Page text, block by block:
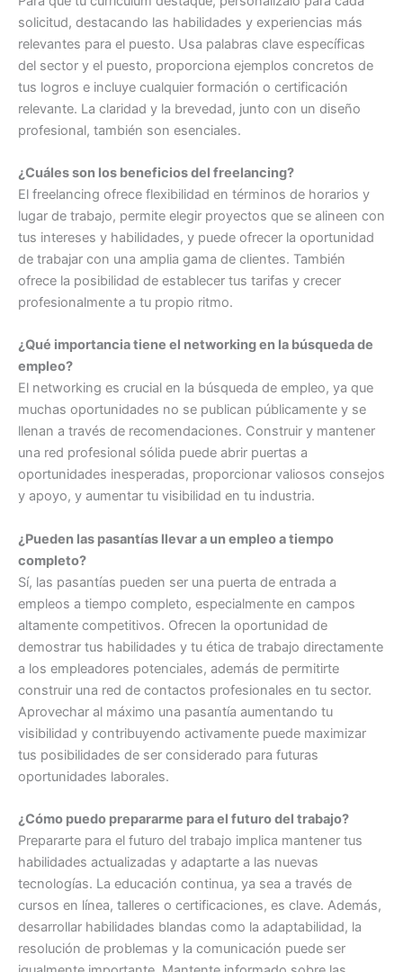
solicitud, destacando las habilidades y experiencias más
relevantes para el puesto. Usa palabras clave específicas
del sector y el puesto, proporciona ejemplos concretos de
tus logros e incluye cualquier formación o certificación
relevante. La claridad y la brevedad, junto con un diseño
profesional, también son esenciales.
¿Cuáles son los beneficios del freelancing?
El freelancing ofrece flexibilidad en términos de horarios y
lugar de trabajo, permite elegir proyectos que se alineen con
tus intereses y habilidades, y puede ofrecer la oportunidad
de trabajar con una amplia gama de clientes. También
ofrece la posibilidad de establecer tus tarifas y crecer
profesionalmente a tu propio ritmo.
¿Qué importancia tiene el networking en la búsqueda de
empleo?
El networking es crucial en la búsqueda de empleo, ya que
muchas oportunidades no se publican públicamente y se
llenan a través de recomendaciones. Construir y mantener
una red profesional sólida puede abrir puertas a
oportunidades inesperadas, proporcionar valiosos consejos
y apoyo, y aumentar tu visibilidad en tu industria.
¿Pueden las pasantías llevar a un empleo a tiempo
completo?
Sí, las pasantías pueden ser una puerta de entrada a
empleos a tiempo completo, especialmente en campos
altamente competitivos. Ofrecen la oportunidad de
demostrar tus habilidades y tu ética de trabajo directamente
a los empleadores potenciales, además de permitirte
construir una red de contactos profesionales en tu sector.
Aprovechar al máximo una pasantía aumentando tu
visibilidad y contribuyendo activamente puede maximizar
tus posibilidades de ser considerado para futuras
oportunidades laborales.
¿Cómo puedo prepararme para el futuro del trabajo?
Prepararte para el futuro del trabajo implica mantener tus
habilidades actualizadas y adaptarte a las nuevas
tecnologías. La educación continua, ya sea a través de
cursos en línea, talleres o certificaciones, es clave. Además,
desarrollar habilidades blandas como la adaptabilidad, la
resolución de problemas y la comunicación puede ser